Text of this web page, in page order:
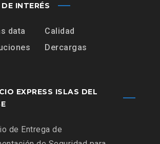
INTERÉS
data
Calidad
Dercargas
EXPRESS ISLAS DEL
de Entrega de